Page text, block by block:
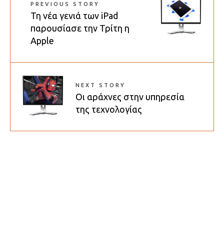
PREVIOUS STORY
Τη νέα γενιά των iPad
παρουσίασε την Τρίτη η
Apple
NEXT STORY
Οι αράχνες στην υπηρεσία
της τεχνολογίας